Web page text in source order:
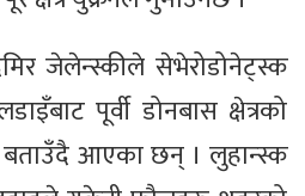
जेलेन्स्कीले सेभेरोडोनेट्स्क
पूर्वी डोनबास क्षेत्रको
बताउँदै आएका छन् । लुहान्स्क